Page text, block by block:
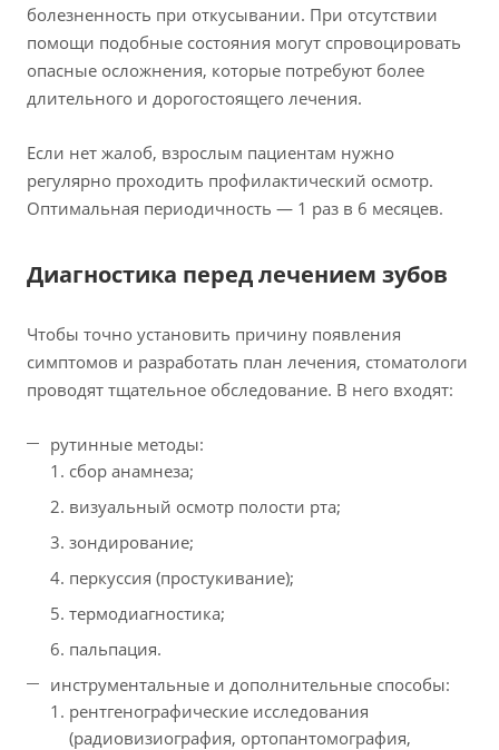
болезненность при откусывании. При отсутствии
помощи подобные состояния могут спровоцировать
опасные осложнения, которые потребуют более
длительного и дорогостоящего лечения.
Если нет жалоб, взрослым пациентам нужно
регулярно проходить профилактический осмотр.
Оптимальная периодичность — 1 раз в 6 месяцев.
Диагностика перед лечением зубов
Чтобы точно установить причину появления
симптомов и разработать план лечения, стоматологи
проводят тщательное обследование. В него входят:
рутинные методы:
сбор анамнеза;
визуальный осмотр полости рта;
зондирование;
перкуссия (простукивание);
термодиагностика;
пальпация.
инструментальные и дополнительные способы:
рентгенографические исследования
(радиовизиография, ортопантомография,